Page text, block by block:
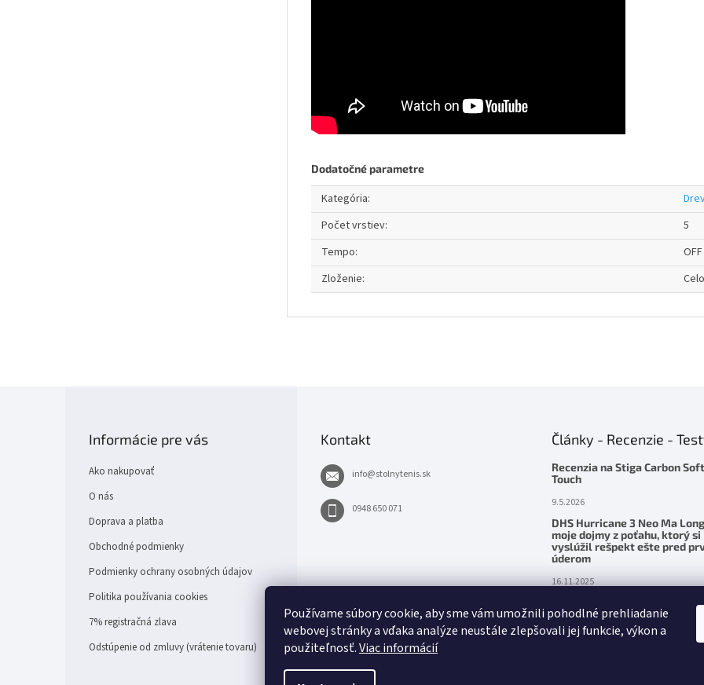
Používame súbory cookie, aby sme vám umožnili pohodlné prehliadanie
webovej stránky a vďaka analýze neustále zlepšovali jej funkcie, výkon a
použiteľnosť.Viac informácií
Dodatočné parametre
Kategória:
Počet vrstiev:
5
Tempo:
OFF
Zloženie:
Informácie pre vás
Ako nakupovať
O nás
Doprava a platba
Obchodné podmienky
Podmienky ochrany osobných údajov
Politika používania cookies
7% registračná zlava
Odstúpenie od zmluvy (vrátenie tovaru)
Kontakt
info@stolnytenis.sk
0948 650 071
Články - Recenzie -
Recenzia na Stiga Carbon Soft
Touch
9.5.2026
DHS Hurricane 3 Neo Ma
moje dojmy z poťahu, ktorý si
vyslúžil rešpekt ešte pred
úderom
16.11.2025
Palatinus Handmade ZENITH
– precítená sila v ruke
24.5.2025